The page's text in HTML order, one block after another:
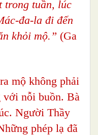
trong tuần, lúc
đa-la đi đến
khỏi mộ.” (Ga
mộ không phải
nỗi buồn. Bà
Người Thầy
phép lạ đã